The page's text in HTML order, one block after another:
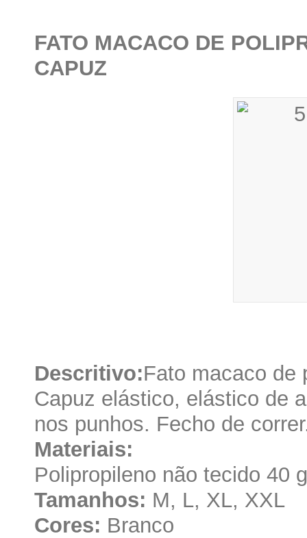
FATO MACACO DE
CAPUZ
Descritivo:Fato macaco de
Capuz elástico, elástico de
nos punhos. Fecho de
Materiais:
Polipropileno não tecido 40
Tamanhos: M, L, XL, XXL
Cores: Branco